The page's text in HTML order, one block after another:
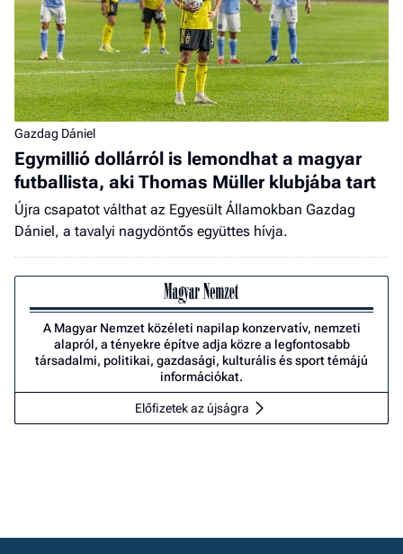
Gazdag Dániel
Egymillió dollárról is lemondhat a magyar
futballista, aki Thomas Müller klubjába tart
Újra csapatot válthat az Egyesült Államokban Gazdag
Dániel, a tavalyi nagydöntős együttes hívja.
A Magyar Nemzet közéleti napilap konzervatív, nemzeti
alapról, a tényekre építve adja közre a legfontosabb
társadalmi, politikai, gazdasági, kulturális és sport témájú
információkat.
Előfizetek az újságra